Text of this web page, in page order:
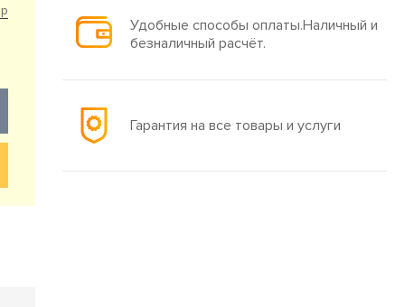
Удобные способы оплаты.Наличный и
безналичный расчёт.
Гарантия на все товары и услуги